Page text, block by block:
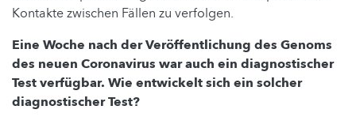
Kontakte zwischen Fällen zu verfolgen.
Eine Woche nach der Veröffentlichung des Genoms
des neuen Coronavirus war auch ein diagnostischer
Test verfügbar. Wie entwickelt sich ein solcher
diagnostischer Test?